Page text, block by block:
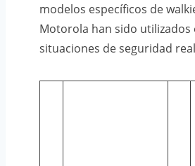
modelos específicos de
Motorola han sido utilizados
situaciones de seguridad